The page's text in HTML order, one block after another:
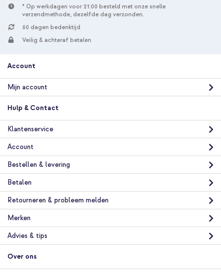
* Op werkdagen voor 21:00 besteld met onze snelle
verzendmethode, dezelfde dag verzonden.
60 dagen bedenktijd
Veilig & achteraf betalen
Account
Mijn account
Hulp & Contact
Klantenservice
Account
Bestellen & levering
Betalen
Retourneren & probleem melden
Merken
Advies & tips
Over ons